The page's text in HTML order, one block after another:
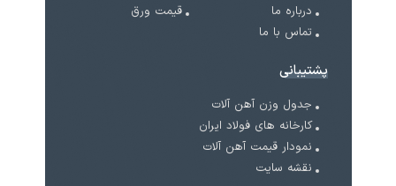
درباره ما
تماس با ما
قیمت ورق
پشتیبانی
جدول وزن آهن آلات
کارخانه های فولاد ایران
نمودار قیمت آهن آلات
نقشه سایت